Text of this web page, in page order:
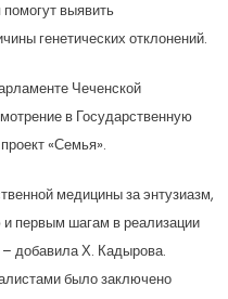
выявить
генетических отклонений.
Чеченской
в Государственную
«Семья».
медицины за энтузиазм,
первым шагам в реализации
добавила Х. Кадырова.
было заключено